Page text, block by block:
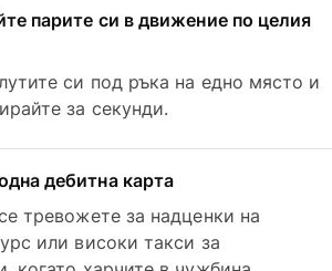
парите си в движение по целия
си под ръка на едно място и
за секунди.
дебитна карта
тревожете за надценки на
или високи такси за